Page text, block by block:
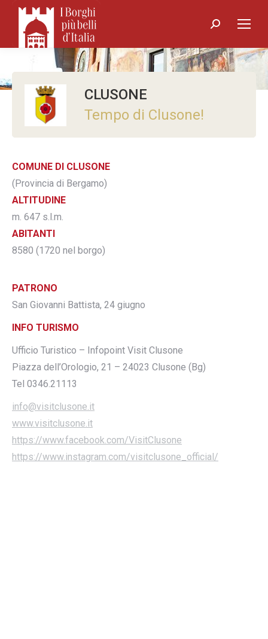
Search:
CLUSONE
Tempo di Clusone!
COMUNE DI CLUSONE
(Provincia di Bergamo)
ALTITUDINE
m. 647 s.l.m.
ABITANTI
8580 (1720 nel borgo)
PATRONO
San Giovanni Battista, 24 giugno
INFO TURISMO
Ufficio Turistico – Infopoint Visit Clusone
Piazza dell’Orologio, 21 – 24023 Clusone (Bg)
Tel 0346.21113
info@visitclusone.it
www.visitclusone.it
https://www.facebook.com/VisitClusone
https://www.instagram.com/visitclusone_official/